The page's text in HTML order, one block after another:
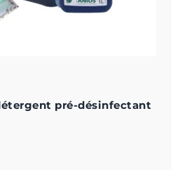
pré-désinfectant